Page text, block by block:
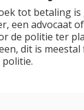
tot betaling
een advocaat
de politie ter
dit is
politie.